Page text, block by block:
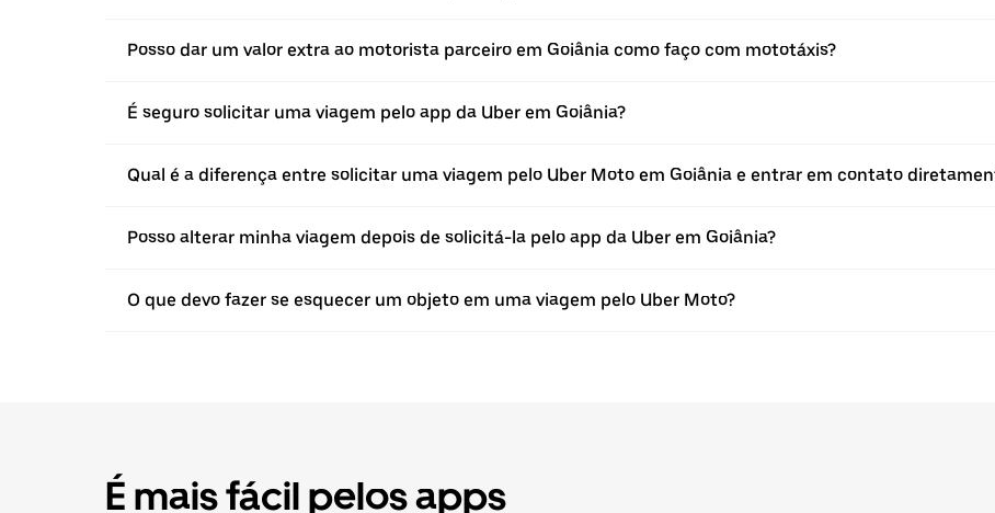
Posso dar um valor extra ao motorista parceiro em Goiânia como faço com mototáxis?
É seguro solicitar uma viagem pelo app da Uber em Goiânia?
Qual é a diferença entre solicitar uma viagem pelo Uber Moto em Goiânia e entrar em contato
Posso alterar minha viagem depois de solicitá-la pelo app da Uber em Goiânia?
O que devo fazer se esquecer um objeto em uma viagem pelo Uber Moto?
É mais fácil pelos apps